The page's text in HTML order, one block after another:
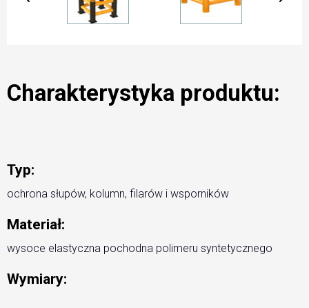
Charakterystyka produktu:
Typ:
ochrona słupów, kolumn, filarów i wsporników
Materiał:
wysoce elastyczna pochodna polimeru syntetycznego
Wymiary: